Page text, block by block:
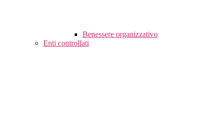
Benessere organizzativo
Enti controllati